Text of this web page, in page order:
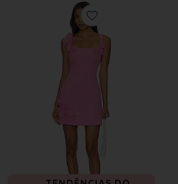
Favorite Trompe Dress